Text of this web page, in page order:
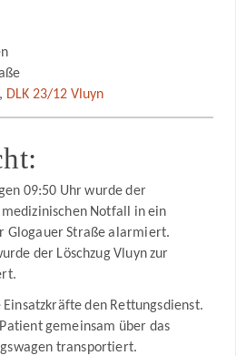
, DLK 23/12 Vluyn
09:50 Uhr wurde der
Notfall in ein
Glogauer Straße alarmiert.
der Löschzug Vluyn zur
den Rettungsdienst.
gemeinsam über das
transportiert.